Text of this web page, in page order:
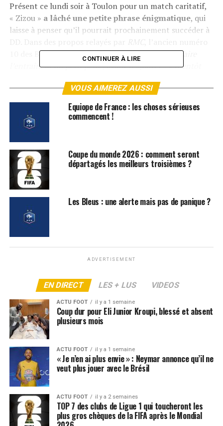
Présent ce lundi soir à Toulon pour un match caritatif,
« Zizou » a lâché une petite phrase énigmatique, qui
laisse à penser qu’il pourrait prochainement succéder à
10 des Bleus tout sourire a déclaré : «Là je vais faire
l’entraîneur un petit peu« , avant d’ajouter : «Bientôt
ARTICLES LIÉS: ÉQUIPE DE FRANCE
SUIVANT
Cristiano Ronaldo confirme sa retraite
NE RATEZ PAS
Une légende de la Roja et du football impliquée dans
une affaire d’escroquerie
CONTINUER À LIRE
VOUS AIMEREZ AUSSI
Equiope de France : les choses sérieuses
commencent !
Coupe du monde 2026 : comment seront
départagés les meilleurs troisièmes ?
Les Bleus : une alerte mais pas de panique ?
ADVERTISEMENT
EN DIRECT LES + LUS VIDEOS
ACTU FOOT il y a 1 semaine
Coup dur pour Eli Junior Kroupi, blessé et absent
plusieurs mois
ACTU FOOT il y a 1 semaine
« Je n’en ai plus envie » : Neymar annonce qu’il ne
veut plus jouer avec le Brésil
ACTU FOOT il y a 2 semaines
TOP 7 des clubs de Ligue 1 qui toucheront les
plus gros chèques de la FIFA après le Mondial